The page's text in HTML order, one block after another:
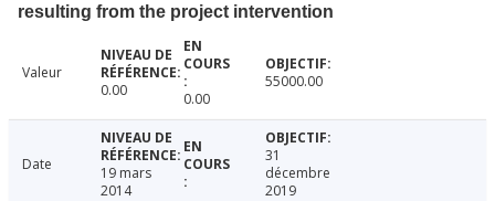
resulting from the project intervention
Valeur
0.00
0.00
55000.00
Date
19 mars
2014
31
décembre
2019